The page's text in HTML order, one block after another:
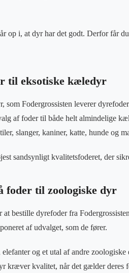
op i, at dyr har det godt. Derfor får
til eksotiske kæledyr
som Fodergrossisten leverer
af foder til både helt almindelige
slanger, kaniner, katte, hunde og
sandsynligt kvalitetsfoderet, der
foder til zoologiske dyr
bestille dyrefoder fra
af udvalget, som de fører.
og et utal af andre zoologiske
kræver kvalitet, når det gælder deres